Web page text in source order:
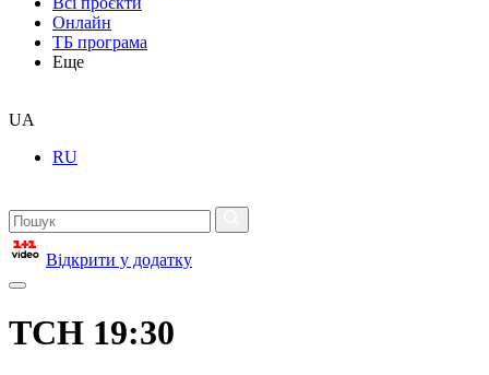
Онлайн
ТБ програма
Еще
UA
RU
Відкрити у додатку
ТСН 19:30